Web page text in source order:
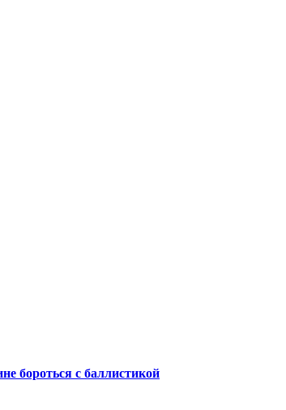
бороться с баллистикой